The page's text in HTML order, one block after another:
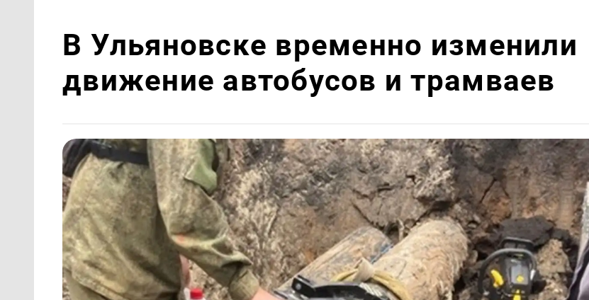
В Ульяновске временно изменили
движение автобусов и трамваев